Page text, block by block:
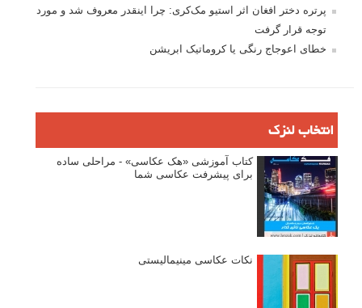
پرتره دختر افغان اثر استیو مک‌کری: چرا اینقدر معروف شد و مورد
توجه قرار گرفت
خطای اعوجاج رنگی یا کروماتیک ابریشن
انتخاب لنزک
کتاب آموزشی «هک عکاسی» - مراحلی ساده
برای پیشرفت عکاسی شما
نکات عکاسی مینیمالیستی